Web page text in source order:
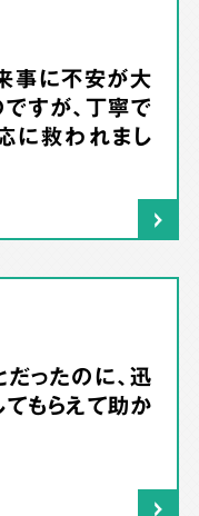
事に不安が大
すが、丁寧で
に救われまし
ったのに、迅
もらえて助か